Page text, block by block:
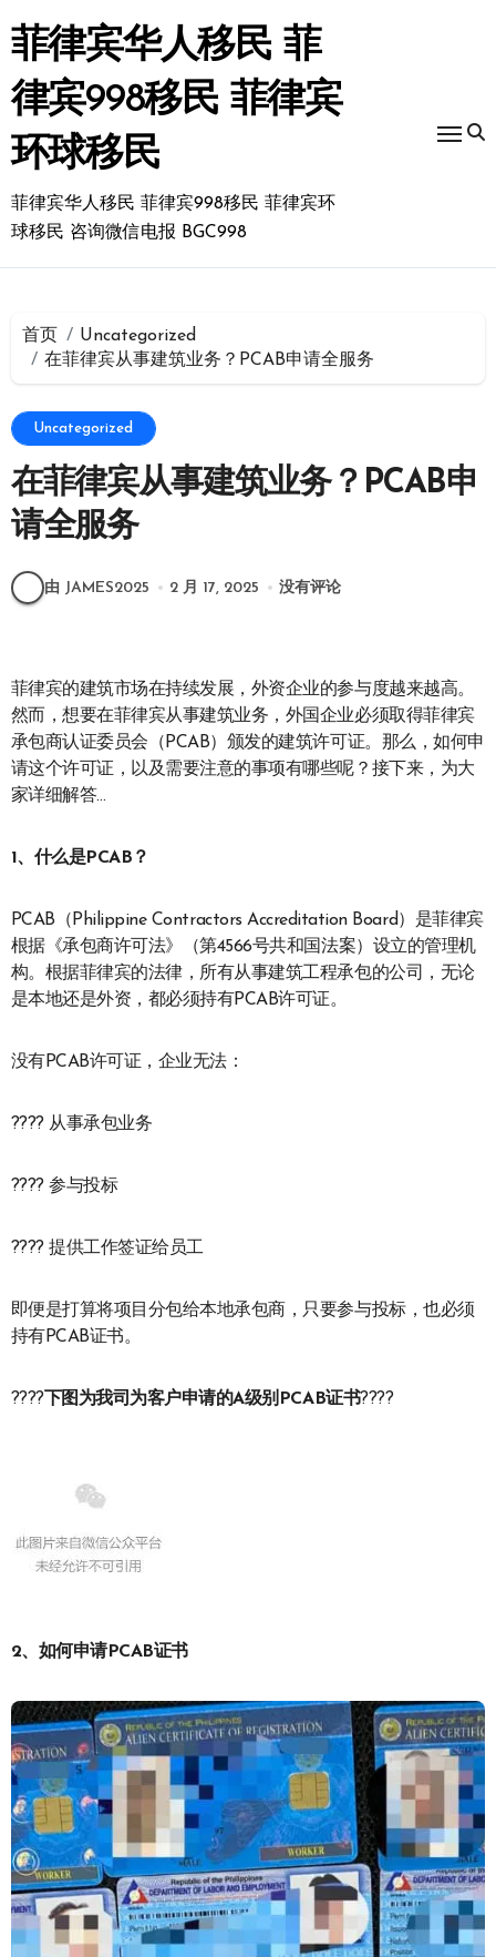
转
到
内
容
菲律宾华人移民 菲
律宾998移民 菲律宾
环球移民
菲律宾华人移民 菲律宾998移民 菲律宾环
球移民 咨询微信电报 BGC998
首页
Uncategorized
在菲律宾从事建筑业务？PCAB申请全服务
Uncategorized
在菲律宾从事建筑业务？PCAB申
请全服务
由 JAMES2025 2 月 17, 2025 没有评论
菲律宾的建筑市场在持续发展，外资企业的参与度越来越高。
然而，想要在菲律宾从事建筑业务，外国企业必须取得菲律宾
承包商认证委员会（PCAB）颁发的建筑许可证。那么，如何申
请这个许可证，以及需要注意的事项有哪些呢？接下来，为大
家详细解答…
1、什么是PCAB？
PCAB（Philippine Contractors Accreditation Board）是菲律宾
根据《承包商许可法》（第4566号共和国法案）设立的管理机
构。根据菲律宾的法律，所有从事建筑工程承包的公司，无论
是本地还是外资，都必须持有PCAB许可证。
没有PCAB许可证，企业无法：
???? 从事承包业务
???? 参与投标
???? 提供工作签证给员工
即便是打算将项目分包给本地承包商，只要参与投标，也必须
持有PCAB证书。
????下图为我司为客户申请的A级别PCAB证书????
2、如何申请PCAB证书